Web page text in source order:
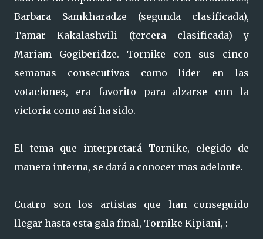
Barbara Samkharadze (segunda clasificada),
Tamar Kakalashvili (tercera clasificada) y
Mariam Gogiberidze. Tornike con sus cinco
semanas consecutivas como lider en las
votaciones, era favorito para alzarse con la
victoria como así ha sido.
El tema que interpretará Tornike, elegido de
manera interna, se dará a conocer mas adelante.
Cuatro son los artistas que han conseguido
llegar hasta esta gala final, Tornike Kipiani, :